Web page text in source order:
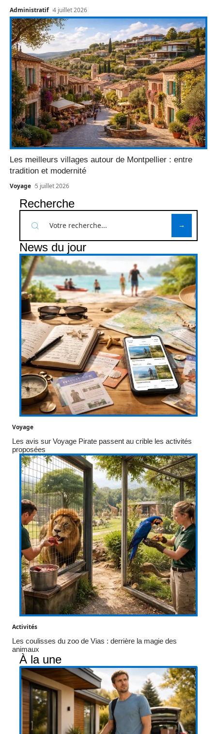
Administratif 4 juillet 2026
Les meilleurs villages autour de Montpellier : entre
tradition et modernité
Voyage 5 juillet 2026
Recherche
News du jour
Voyage
Les avis sur Voyage Pirate passent au crible les activités
proposées
Activités
Les coulisses du zoo de Vias : derrière la magie des
animaux
À la une